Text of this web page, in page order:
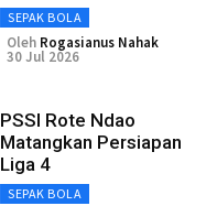
SEPAK BOLA
Oleh Rogasianus Nahak
30 Jul 2026
PSSI Rote Ndao
Matangkan Persiapan
Liga 4
SEPAK BOLA